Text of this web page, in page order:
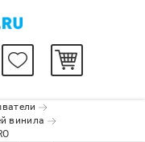
винила